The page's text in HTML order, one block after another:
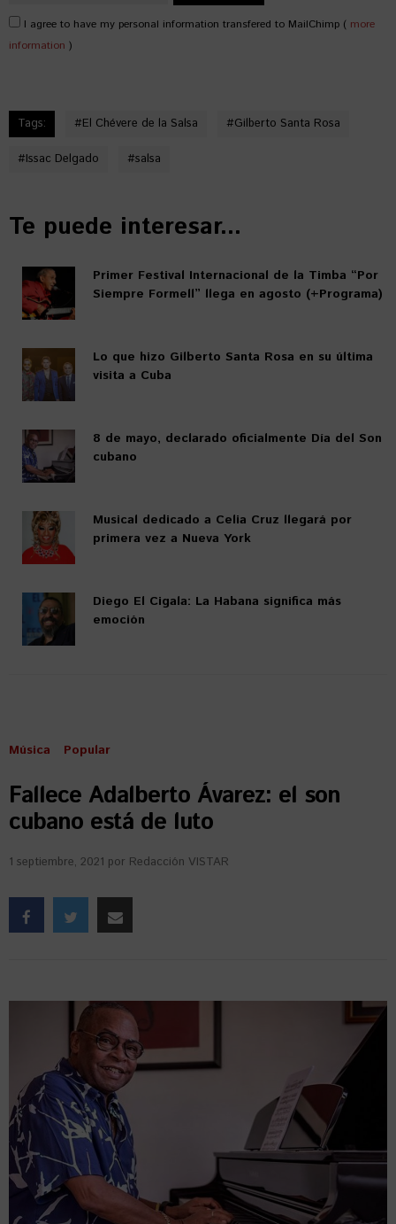
I agree to have my personal information transfered to MailChimp ( more
information )
Tags: #El Chévere de la Salsa #Gilberto Santa Rosa
#Issac Delgado #salsa
Te puede interesar...
Primer Festival Internacional de la Timba “Por
Siempre Formell” llega en agosto (+Programa)
Lo que hizo Gilberto Santa Rosa en su última
visita a Cuba
8 de mayo, declarado oficialmente Día del Son
cubano
Musical dedicado a Celia Cruz llegará por
primera vez a Nueva York
Diego El Cigala: La Habana significa más
emoción
Música Popular
Fallece Adalberto Ávarez: el son
cubano está de luto
1 septiembre, 2021 por Redacción VISTAR